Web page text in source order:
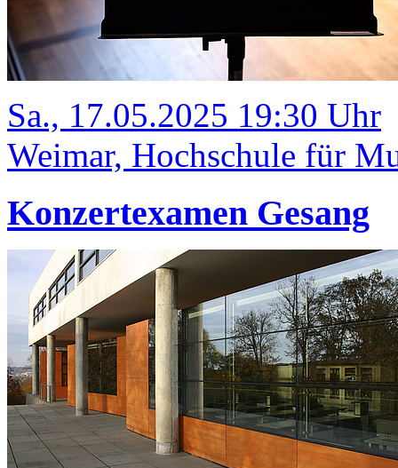
Sa., 17.05.2025 19:30 Uhr
Weimar, Hochschule für
Konzertexamen Gesang